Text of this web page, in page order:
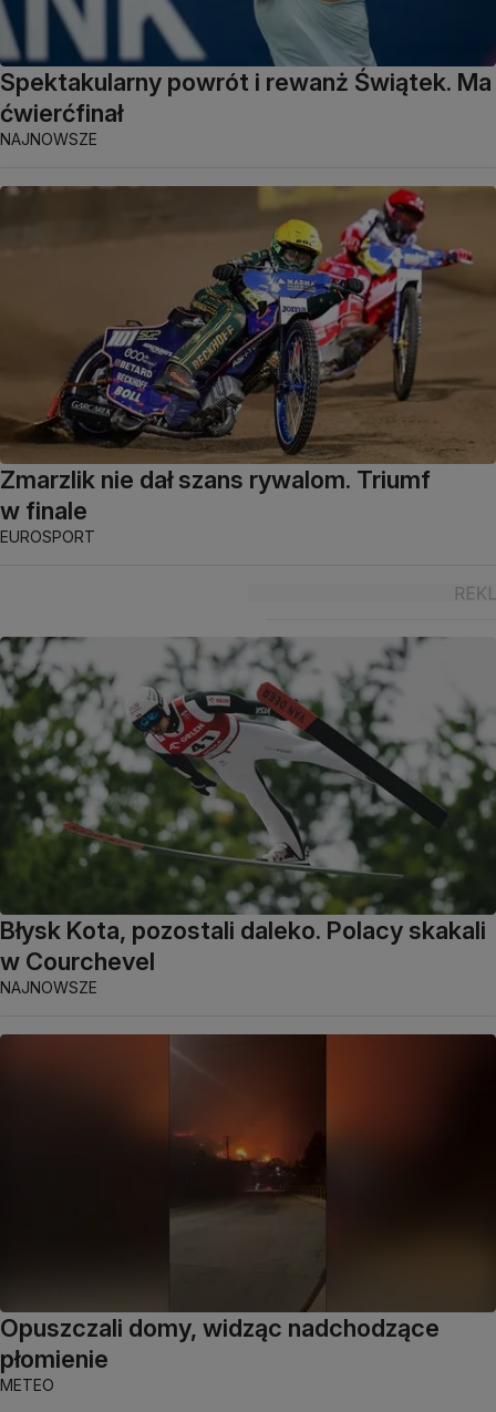
Spektakularny powrót i rewanż Świątek. Ma
ćwierćfinał
NAJNOWSZE
Zmarzlik nie dał szans rywalom. Triumf
w finale
EUROSPORT
Błysk Kota, pozostali daleko. Polacy skakali
w Courchevel
NAJNOWSZE
Opuszczali domy, widząc nadchodzące
płomienie
METEO